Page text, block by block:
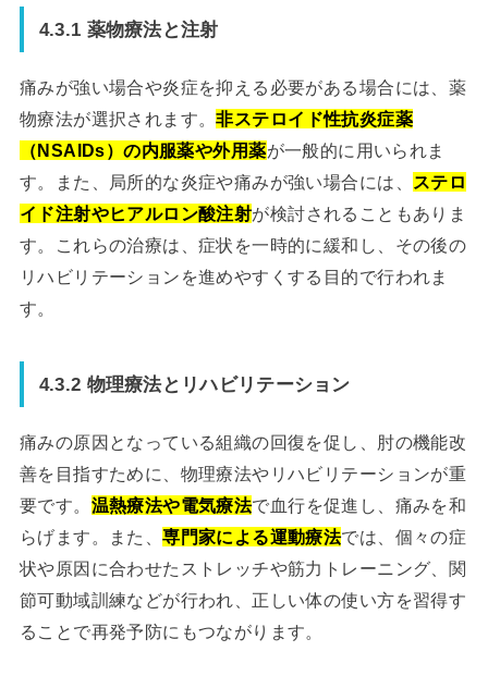
4.3.1 薬物療法と注射
痛みが強い場合や炎症を抑える必要がある場合には、薬
物療法が選択されます。非ステロイド性抗炎症薬
（NSAIDs）の内服薬や外用薬が一般的に用いられま
す。また、局所的な炎症や痛みが強い場合には、
ステロ
イド注射やヒアルロン酸注射が検討されることもありま
す。これらの治療は、症状を一時的に緩和し、その後の
リハビリテーションを進めやすくする目的で行われま
す。
4.3.2 物理療法とリハビリテーション
痛みの原因となっている組織の回復を促し、肘の機能改
善を目指すために、物理療法やリハビリテーションが重
要です。 温熱療法や電気療法で血行を促進し、痛みを和
らげます。また、専門家による運動療法では、個々の症
状や原因に合わせたストレッチや筋力トレーニング、関
節可動域訓練などが行われ、正しい体の使い方を習得す
ることで再発予防にもつながります。